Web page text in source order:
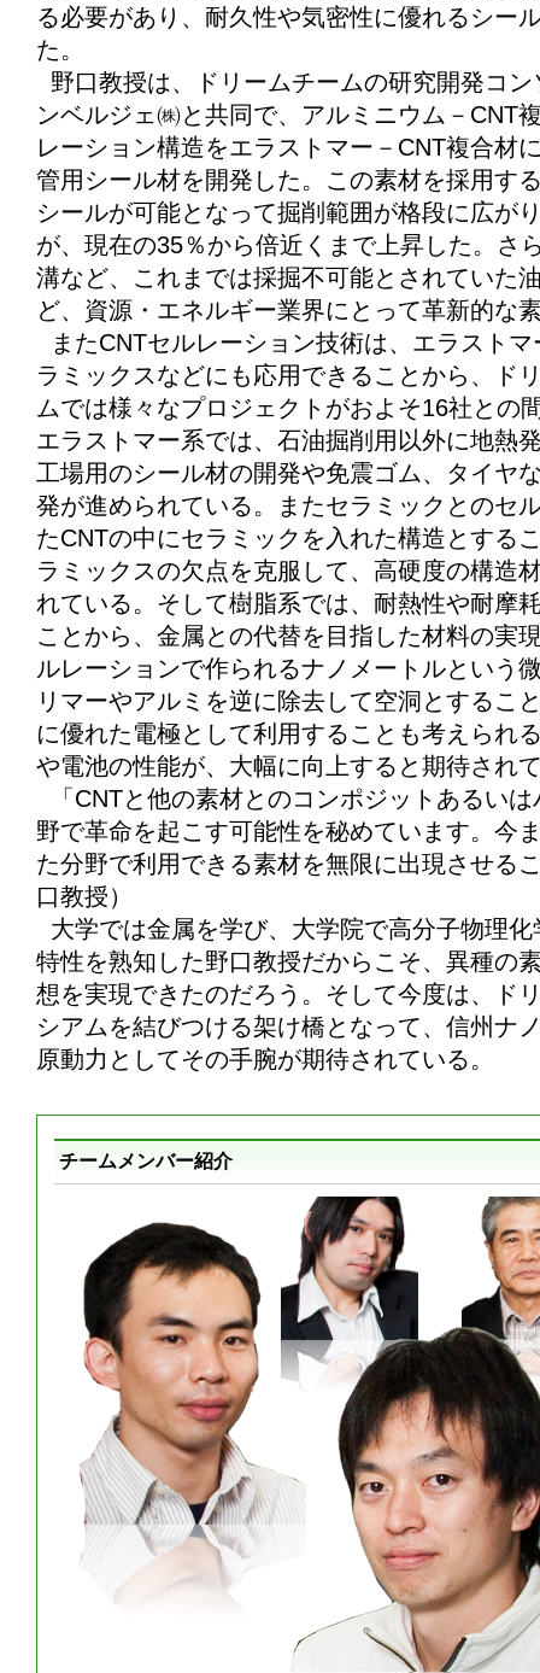
る必要があり、耐久性や気密性に優れるシー
た。
野口教授は、ドリームチームの研究開発コ
ンベルジェ㈱と共同で、アルミニウム－CNT
レーション構造をエラストマー－CNT複合材
管用シール材を開発した。この素材を採用す
シールが可能となって掘削範囲が格段に広が
が、現在の35％から倍近くまで上昇した。さ
溝など、これまでは採掘不可能とされていた
ど、資源・エネルギー業界にとって革新的な
またCNTセルレーション技術は、エラスト
ラミックスなどにも応用できることから、ド
ムでは様々なプロジェクトがおよそ16社との
エラストマー系では、石油掘削用以外に地熱
工場用のシール材の開発や免震ゴム、タイヤ
発が進められている。またセラミックとのセ
たCNTの中にセラミックを入れた構造とする
ラミックスの欠点を克服して、高硬度の構造
れている。そして樹脂系では、耐熱性や耐摩
ことから、金属との代替を目指した材料の実
ルレーションで作られるナノメートルという
リマーやアルミを逆に除去して空洞とするこ
に優れた電極として利用することも考えられ
や電池の性能が、大幅に向上すると期待され
「CNTと他の素材とのコンポジットあるい
野で革命を起こす可能性を秘めています。今
た分野で利用できる素材を無限に出現させる
口教授）
大学では金属を学び、大学院で高分子物理
特性を熟知した野口教授だからこそ、異種の
想を実現できたのだろう。そして今度は、ド
シアムを結びつける架け橋となって、信州ナ
原動力としてその手腕が期待されている。
チームメンバー紹介